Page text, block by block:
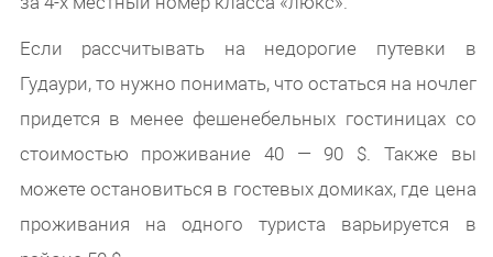
Если рассчитывать на недорогие путевки в
Гудаури, то нужно понимать, что остаться на ночлег
придется в менее фешенебельных гостиницах со
стоимостью проживание 40 — 90 $. Также вы
можете остановиться в гостевых домиках, где цена
проживания на одного туриста варьируется в